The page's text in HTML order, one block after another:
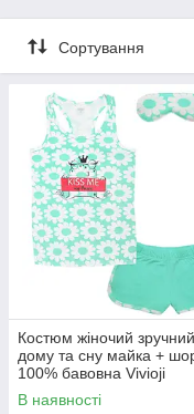
Сортування
Костюм жіночий
дому та сну майка +
100% бавовна Vivioji
Ментоловий розмір S
В наявності